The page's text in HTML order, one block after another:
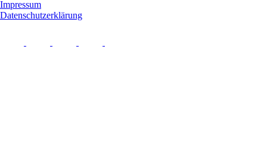
Impressum
Datenschutzerklärung